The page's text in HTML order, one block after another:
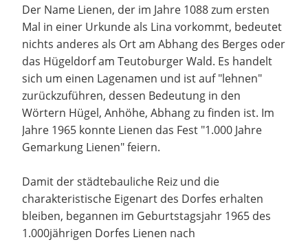
Der Name Lienen, der im Jahre 1088 zum ersten
Mal in einer Urkunde als Lina vorkommt, bedeutet
nichts anderes als Ort am Abhang des Berges oder
das Hügeldorf am Teutoburger Wald. Es handelt
sich um einen Lagenamen und ist auf "lehnen"
zurückzuführen, dessen Bedeutung in den
Wörtern Hügel, Anhöhe, Abhang zu finden ist. Im
Jahre 1965 konnte Lienen das Fest "1.000 Jahre
Gemarkung Lienen" feiern.
Damit der städtebauliche Reiz und die
charakteristische Eigenart des Dorfes erhalten
bleiben, begannen im Geburtstagsjahr 1965 des
1.000jährigen Dorfes Lienen nach